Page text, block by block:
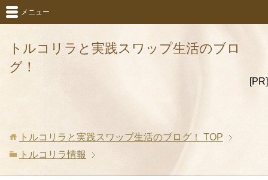
トルコリラと実践スワップ生活のブロ
グ！
[PR]
メニュー
トルコリラと実践スワップ生活のブログ！
TOP
トルコリラ情報